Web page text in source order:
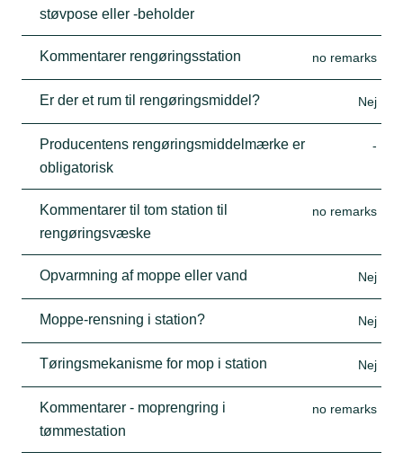
støvpose eller -beholder
Kommentarer rengøringsstation no remarks
Er der et rum til rengøringsmiddel? Nej
Producentens rengøringsmiddelmærke er
obligatorisk
-
Kommentarer til tom station til
rengøringsvæske
no remarks
Opvarmning af moppe eller vand Nej
Moppe-rensning i station? Nej
Tøringsmekanisme for mop i station Nej
Kommentarer - moprengring i
tømmestation
no remarks